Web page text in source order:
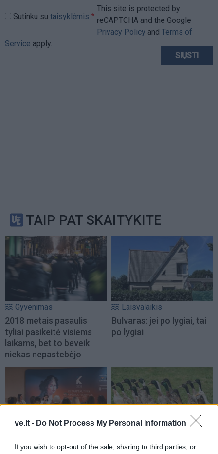
ve.lt - Do Not Process My Personal Information
If you wish to opt-out of the sale, sharing to third parties, or
Sutinku su taisyklėmis
This site is protected by
reCAPTCHA and the Google
Privacy Policy and Terms of
Service apply.
TAIP PAT SKAITYKITE
Gyvenimas
2018 metais pasaulis
tyliai pasikeitė visiems
laikams, bet to beveik
niekas nepastebėjo
Laisvalaikis
Bulvaras: jei po lygiai, tai
po lygiai